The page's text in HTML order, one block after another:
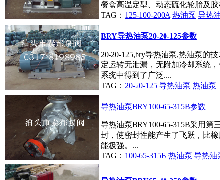
餐盒高温定型、动态硫化轮胎及
TAG： 125-100-200A 热油泵 导热
BRY导热油泵20-20-125参数
20-20-125,bry导热油泵,热油泵的
定运转无泄漏，无附加冷却系统
系统中得到了广泛....
TAG： 20-20-125 导热油泵 热油泵
导热油泵BRY100-65-315B参数
导热油泵BRY100-65-315B采用第
封，使密封性能产生了飞跃，比
能极强。...
TAG： 100-65-315B 热油泵 导热油